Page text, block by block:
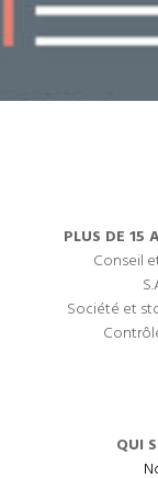
PLUS DE 15
Conseil
Société et
QUI